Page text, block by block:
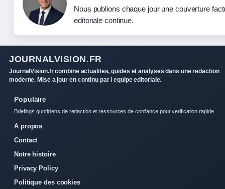
Nous publions chaque jour une couverture
editoriale continue.
JOURNALVISION.FR
JournalVision.fr combine actualites, guides et analyses dans une redaction
moderne. Mise a jour en continu par l equipe editoriale.
Populaire
Briefings quotidiens de redaction et ressources de confiance pour verification rapide.
A propos
Contact
Notre histoire
Privacy Policy
Politique des cookies